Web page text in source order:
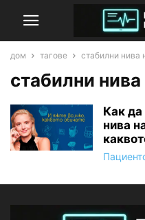
дом тагове стабилни нива
стабилни
Как
нива